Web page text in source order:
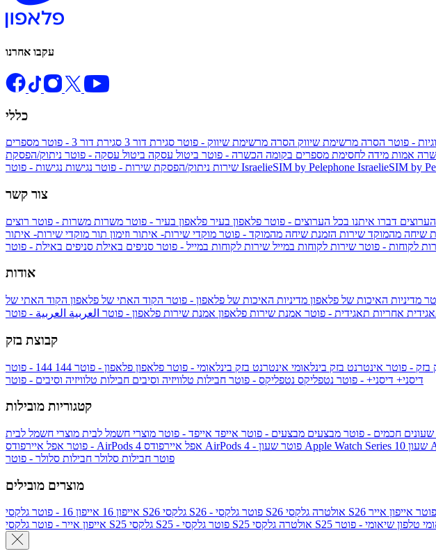
עקבו אחרנו
כללי
- פוטר הסרה מרשימת שיווק הסרה מרשימת שיווק - פוטר סגירת דור 3 סגירת דור 3 - פוטר
מספרים
אמות מידה לחסימת מספרים בקומה הכשרה - פוטר ביטול עסקה ביטול עסקה - פוטר ניתוק/הפסקת
שירות ניתוק/הפסקת שירות - פוטר נגישות IsraelieSIM by Pelephone
צור קשר
דברו איתנו בכל הערוצים - פוטר פלאפון בעיר פלאפון בעיר - פוטר משרות משרות - פוטר רוצים
שיחה מהמוקד שירות הזמנת שיחה מהמוקד - פוטר מוקדי שירות- איתור וזימון תור מוקדי שירות- איתור
לקוחות - פוטר שירות לקוחות במייל שירות לקוחות במייל - פוטר סניפים באילת סניפים באילת - פוטר
אודות
מדיניות האיכות של פלאפון מדיניות האיכות של פלאפון - פוטר הקוד האתי של פלאפון הקוד האתי של
אחריות תאגידית - פוטר אמנת שירות פלאפון אמנת שירות פלאפון - פוטר العربية العربية - פוטר
קבוצת בזק
בזק - פוטר אינטרנט בזק בינלאומי אינטרנט בזק בינלאומי - פוטר פלאפון פלאפון - פוטר 144
דיסני+ דיסני+ - פוטר נטפליקס נטפליקס - פוטר חבילות טלוויזיה וסיבים חבילות טלוויזיה וסיבים - פוטר
קטגוריות מובילות
שעונים חכמים - פוטר מבצעים מבצעים - פוטר אייפד אייפד - פוטר מוצרי חשמל לבית מוצרי חשמל לבית
- פוטר אפל איירפודס AirPods 4 אפל איירפודס AirPods 4 - פוטר שעון Apple Watch Series 10
פוטר חבילות סלולר חבילות סלולר - פוטר
מוצרים מובילים
אייפון 16 אייפון 16 - פוטר גלקסי S26 גלקסי S26 - פוטר גלקסי S26 אולטרה
אייפון אייר
אייפון אייר - פוטר גלקסי S25 גלקסי S25 - פוטר גלקסי S25 אולטרה